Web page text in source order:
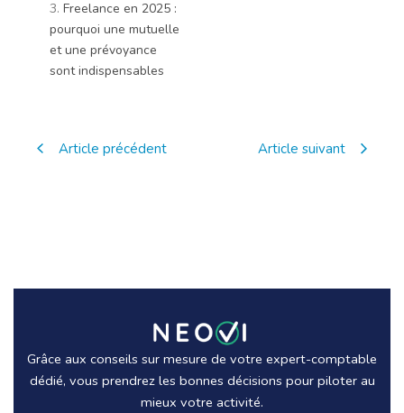
3. Freelance en 2025 :
pourquoi une mutuelle
et une prévoyance
sont indispensables
Article précédent Article suivant
Grâce aux conseils sur mesure de votre expert-comptable
dédié, vous prendrez les bonnes décisions pour piloter au
mieux votre activité.